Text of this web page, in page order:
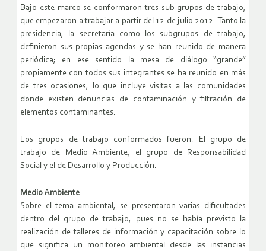
Bajo este marco se conformaron tres sub grupos de trabajo,
que empezaron a trabajar a partir del 12 de julio 2012. Tanto la
presidencia, la secretaría como los subgrupos de trabajo,
definieron sus propias agendas y se han reunido de manera
periódica; en ese sentido la mesa de diálogo “grande”
propiamente con todos sus integrantes se ha reunido en más
de tres ocasiones, lo que incluye visitas a las comunidades
donde existen denuncias de contaminación y filtración de
elementos contaminantes.
Los grupos de trabajo conformados fueron: El grupo de
trabajo de Medio Ambiente, el grupo de Responsabilidad
Social y el de Desarrollo y Producción.
Medio Ambiente
Sobre el tema ambiental, se presentaron varias dificultades
dentro del grupo de trabajo, pues no se había previsto la
realización de talleres de información y capacitación sobre lo
que significa un monitoreo ambiental desde las instancias